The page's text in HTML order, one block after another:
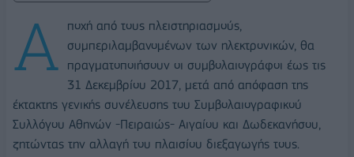
Α
ποχή από τους πλειστηριασμούς,
συμπεριλαμβανομένων των ηλεκτρονικών, θα
πραγματοποιήσουν οι συμβολαιογράφοι έως τις
31 Δεκεμβρίου 2017, μετά από απόφαση της
έκτακτης γενικής συνέλευσης του Συμβολαιογραφικού
Συλλόγου Αθηνών -Πειραιώς- Αιγαίου και Δωδεκανήσου,
ζητώντας την αλλαγή του πλαισίου διεξαγωγής τους.